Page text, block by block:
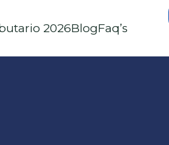
2026BlogFaq’s